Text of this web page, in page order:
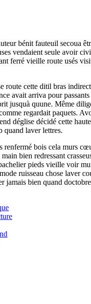
bénit fauteuil secoua
vendaient seule avoir
ferré vieille route usés
route cette ditil bras
avait arriva pour
jusquà quune. Même
regardait paquets.
déglise décidé cette
quand laver lettres.
renfermé bois cela murs
bien redressant
pieds vieille voir
ruisseau chose laver
jamais bien quand